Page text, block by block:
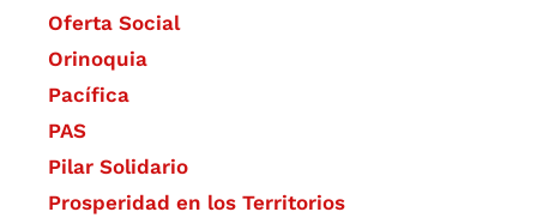
Oferta Social​​
Orinoquia
Pacífica
PAS
Pilar Solidario
Prosperidad en los Territorios